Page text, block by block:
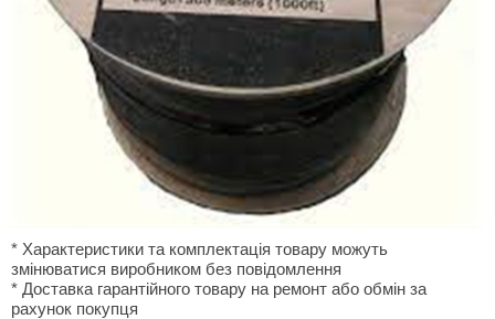
* Характеристики та комплектація товару можуть
змінюватися виробником без повідомлення
* Доставка гарантiйного товару на ремонт або обмiн за
рахунок покупця